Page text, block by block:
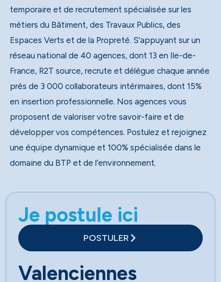
temporaire et de recrutement spécialisée sur les
métiers du Bâtiment, des Travaux Publics, des
Espaces Verts et de la Propreté. S’appuyant sur un
réseau national de 40 agences, dont 13 en Ile-de-
France, R2T source, recrute et délègue chaque année
près de 3 000 collaborateurs intérimaires, dont 15%
en insertion professionnelle. Nos agences vous
proposent de valoriser votre savoir-faire et de
développer vos compétences. Postulez et rejoignez
une équipe dynamique et 100% spécialisée dans le
domaine du BTP et de l’environnement.
Je postule ici
POSTULER
Valenciennes